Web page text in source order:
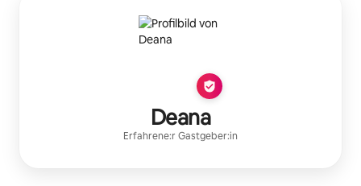
Deana
Erfahrene:r Gastgeber:in